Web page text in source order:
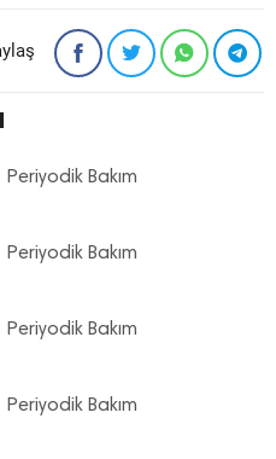
Bakım
Bakım
Bakım
Bakım